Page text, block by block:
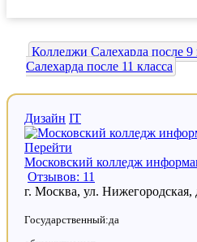
Колледжи Салехарда после 9
Салехарда после 11 класса
Дизайн IT
Перейти
Московский колледж
Отзывов: 11
г. Москва, ул. Нижегородская,
Государственный:да